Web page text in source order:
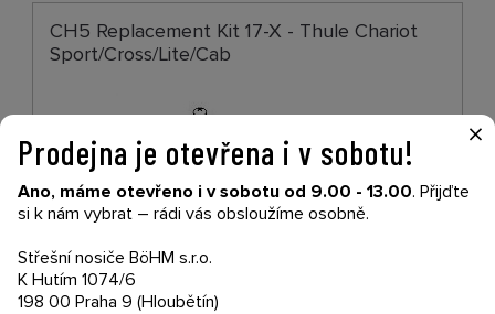
CH5 Replacement Kit 17-X - Thule Chariot
Sport/Cross/Lite/Cab
×
Prodejna je otevřena i v sobotu!
Ano, máme otevřeno i v sobotu od 9.00 - 13.00. Přijďte
si k nám vybrat – rádi vás obsloužíme osobně.
Střešní nosiče BöHM s.r.o.
K Hutím 1074/6
198 00 Praha 9 (Hloubětín)